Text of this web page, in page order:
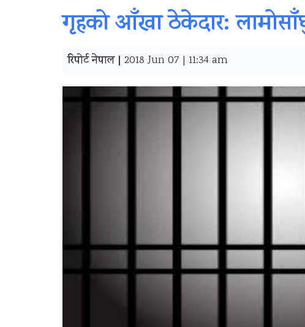
गृहको आँखा ठेकेदार:
रिपोर्ट नेपाल | 2018 Jun 07 | 11:34 am